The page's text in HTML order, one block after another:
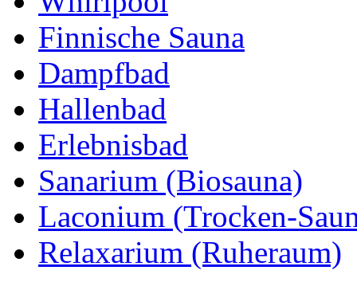
Finnische Sauna
Dampfbad
Hallenbad
Erlebnisbad
Sanarium (Biosauna)
Laconium (Trocken-
Relaxarium (Ruheraum)